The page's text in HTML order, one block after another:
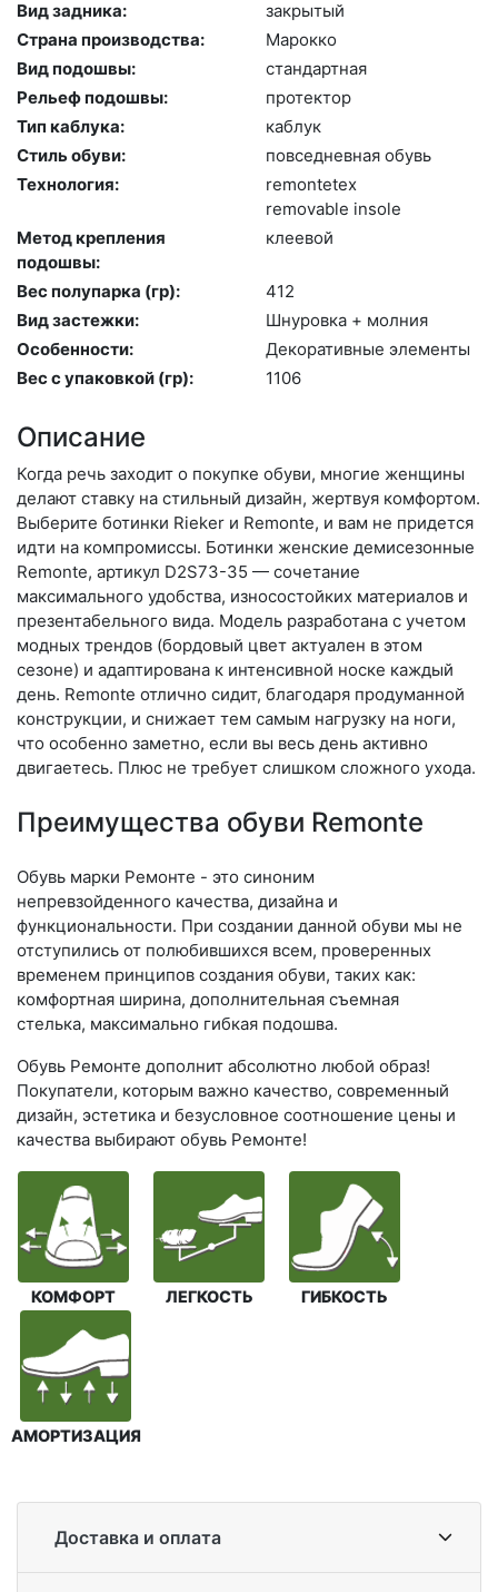
Вид задника:
зак­ры­тый
Страна производства:
Ма­рок­ко
Вид подошвы:
стан­дарт­ная
Рельеф подошвы:
про­тек­тор
Тип каблука:
каб­лук
Стиль обуви:
пов­седнев­ная обувь
Технология:
re­mon­te­tex
re­movab­le in­so­le
Метод крепления
подошвы:
кле­евой
Вес полупарка (гр):
412
Вид застежки:
Шну­ров­ка + мол­ния
Особенности:
Де­кора­тив­ные эле­мен­ты
Вес с упаковкой (гр):
1106
Описание
Когда речь заходит о покупке обуви, многие женщины
делают ставку на стильный дизайн, жертвуя комфортом.
Выберите бо­тин­ки Rieker и Remonte, и вам не придется
идти на компромиссы. Ботинки женские демисезонные
Remonte, артикул D2S73-35 — сочетание
максимального удобства, износостойких материалов и
презентабельного вида. Модель разработана с учетом
модных трендов (бор­до­вый цвет актуален в этом
сезоне) и адаптирована к интенсивной носке каждый
день. Re­mon­te отлично сидит, благодаря продуманной
конструкции, и снижает тем самым нагрузку на ноги,
что особенно заметно, если вы весь день активно
двигаетесь. Плюс не требует слишком сложного ухода.
Преимущества обуви Remonte
Обувь марки Ремонте - это синоним
непревзойденного качества, дизайна и
функциональности. При создании данной обуви мы не
отступились от полюбившихся всем, проверенных
временем принципов создания обуви, таких как:
комфортная ширина, дополнительная съемная
стелька, максимально гибкая подошва.
Обувь Ремонте дополнит абсолютно любой образ!
Покупатели, которым важно качество, современный
дизайн, эстетика и безусловное соотношение цены и
качества выбирают обувь Ремонте!
КОМФОРТ ЛЕГКОСТЬ ГИБКОСТЬ
АМОРТИЗАЦИЯ
Доставка и оплата